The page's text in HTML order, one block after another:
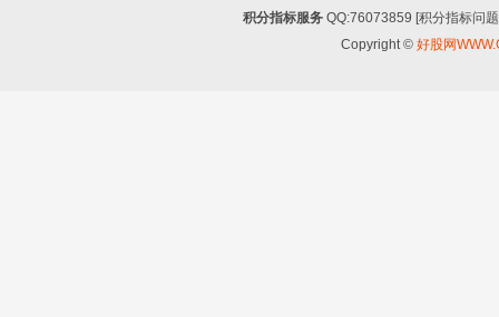
积分指标服务 QQ:76073859 [积分指标问
Copyright © 好股网